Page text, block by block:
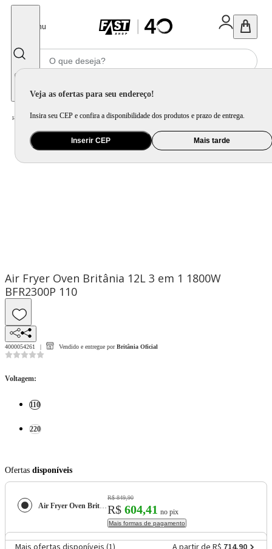
Menu
Veja as ofertas para seu endereço!
Insira seu CEP e confira a disponibilidade dos produtos e prazo de entrega.
Inserir CEP Mais tarde
Home Eletroportátil / Fritadeira Elétrica / Air Fryer Oven Britânia 12L 3 em 1 1800W BFR2300P
Air Fryer Oven Britânia 12L 3 em 1 1800W
BFR2300P 110
4000054261 Vendido e entregue por Britânia Oficial
Voltagem:
110
220
Ofertas disponíveis
Air Fryer Oven Britânia 12L 3 em 1 1800W BFR2300P
R$ 849,90
R$ 604,41 no pix
Mais formas de pagamento